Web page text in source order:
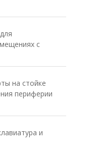
с
на стойке
периферии
и